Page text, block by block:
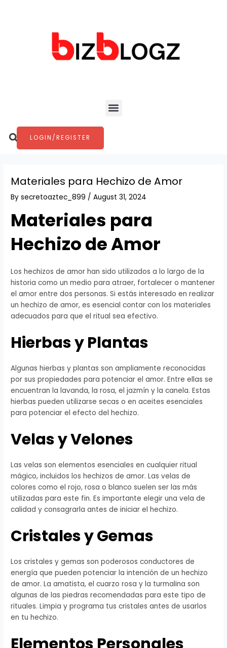
Menu
Search
LOGIN/REGISTER
Materiales para Hechizo de Amor
Bysecretoaztec_899 /August 31, 2024
Materiales para
Hechizo de Amor
Los hechizos de amor han sido utilizados a lo largo de la
historia como un medio para atraer, fortalecer o mantener
el amor entre dos personas. Si estás interesado en realizar
un hechizo de amor, es esencial contar con los materiales
adecuados para que el ritual sea efectivo.
Hierbas y Plantas
Algunas hierbas y plantas son ampliamente reconocidas
por sus propiedades para potenciar el amor. Entre ellas se
encuentran la lavanda, la rosa, el jazmín y la canela. Estas
hierbas pueden utilizarse secas o en aceites esenciales
para potenciar el efecto del hechizo.
Velas y Velones
Las velas son elementos esenciales en cualquier ritual
mágico, incluidos los hechizos de amor. Las velas de
colores como el rojo, rosa o blanco suelen ser las más
utilizadas para este fin. Es importante elegir una vela de
calidad y consagrarla antes de iniciar el hechizo.
Cristales y Gemas
Los cristales y gemas son poderosos conductores de
energía que pueden potenciar la intención de un hechizo
de amor. La amatista, el cuarzo rosa y la turmalina son
algunas de las piedras recomendadas para este tipo de
rituales. Limpia y programa tus cristales antes de usarlos
en tu hechizo.